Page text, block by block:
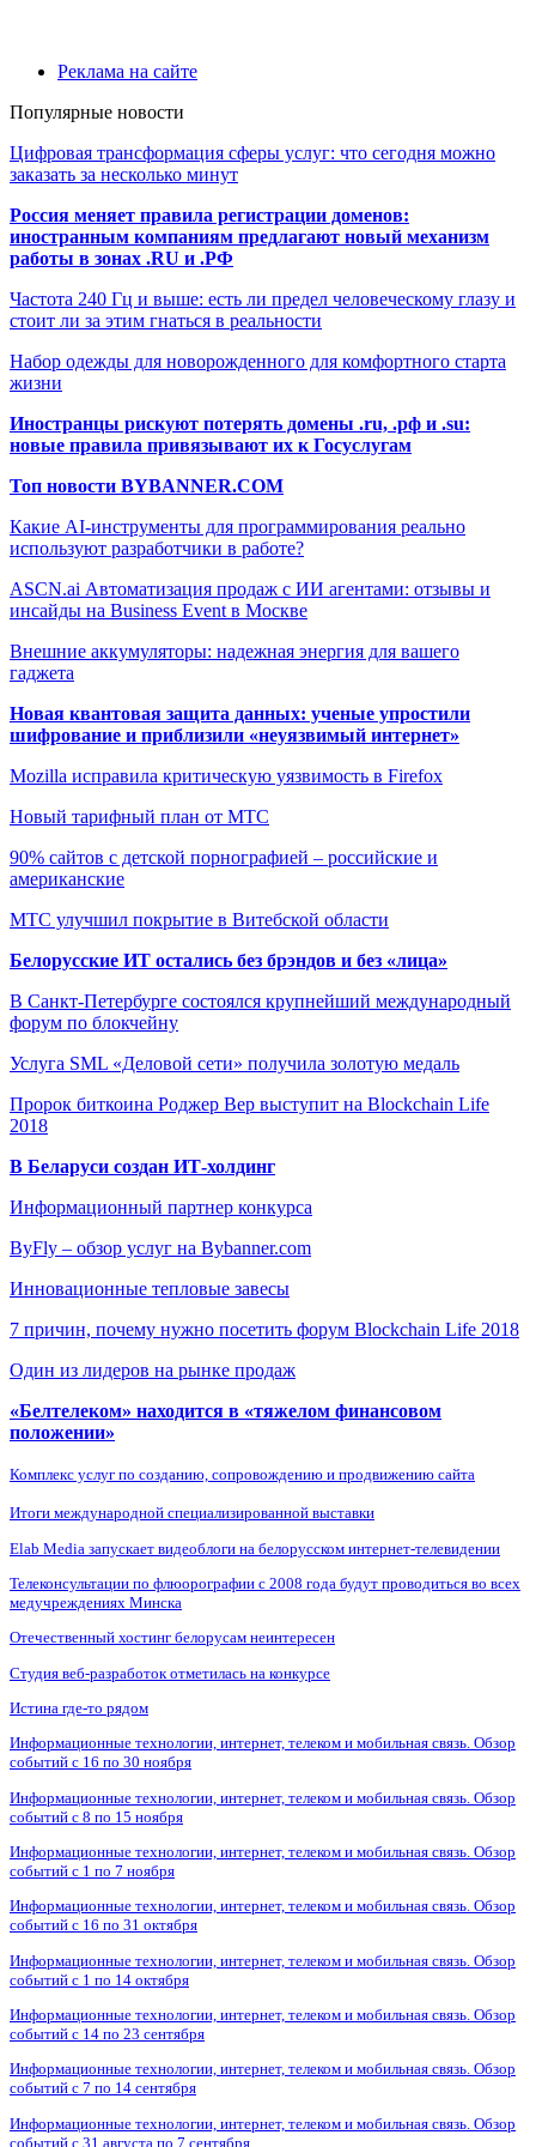
Реклама на сайте
Популярные новости
Цифровая трансформация сферы услуг: что сегодня можно
заказать за несколько минут
Россия меняет правила регистрации доменов:
иностранным компаниям предлагают новый механизм
работы в зонах .RU и .РФ
Частота 240 Гц и выше: есть ли предел человеческому глазу и
стоит ли за этим гнаться в реальности
Набор одежды для новорожденного для комфортного старта
жизни
Иностранцы рискуют потерять домены .ru, .рф и .su:
новые правила привязывают их к Госуслугам
Топ новости BYBANNER.COM
Какие AI-инструменты для программирования реально
используют разработчики в работе?
ASCN.ai Автоматизация продаж с ИИ агентами: отзывы и
инсайды на Business Event в Москве
Внешние аккумуляторы: надежная энергия для вашего
гаджета
Новая квантовая защита данных: ученые упростили
шифрование и приблизили «неуязвимый интернет»
Mozilla исправила критическую уязвимость в Firefox
Новый тарифный план от МТС
90% сайтов с детской порнографией – российские и
американские
МТС улучшил покрытие в Витебской области
Белорусские ИТ остались без брэндов и без «лица»
В Санкт-Петербурге состоялся крупнейший международный
форум по блокчейну
Услуга SML «Деловой сети» получила золотую медаль
Пророк биткоина Роджер Вер выступит на Blockchain Life
2018
В Беларуси создан ИТ-холдинг
Информационный партнер конкурса
ByFly – обзор услуг на Bybanner.com
Инновационные тепловые завесы
7 причин, почему нужно посетить форум Blockchain Life 2018
Один из лидеров на рынке продаж
«Белтелеком» находится в «тяжелом финансовом
положении»
Комплекс услуг по созданию, сопровождению и продвижению сайта
Итоги международной специализированной выставки
Elab Media запускает видеоблоги на белорусском интернет-телевидении
Телеконсультации по флюорографии с 2008 года будут проводиться во всех
медучреждениях Минска
Отечественный хостинг белорусам неинтересен
Студия веб-разработок отметилась на конкурсе
Истина где-то рядом
Информационные технологии, интернет, телеком и мобильная связь. Обзор
событий с 16 по 30 ноября
Информационные технологии, интернет, телеком и мобильная связь. Обзор
событий с 8 по 15 ноября
Информационные технологии, интернет, телеком и мобильная связь. Обзор
событий с 1 по 7 ноября
Информационные технологии, интернет, телеком и мобильная связь. Обзор
событий с 16 по 31 октября
Информационные технологии, интернет, телеком и мобильная связь. Обзор
событий с 1 по 14 октября
Информационные технологии, интернет, телеком и мобильная связь. Обзор
событий с 14 по 23 сентября
Информационные технологии, интернет, телеком и мобильная связь. Обзор
событий с 7 по 14 сентября
Информационные технологии, интернет, телеком и мобильная связь. Обзор
событий с 31 августа по 7 сентября